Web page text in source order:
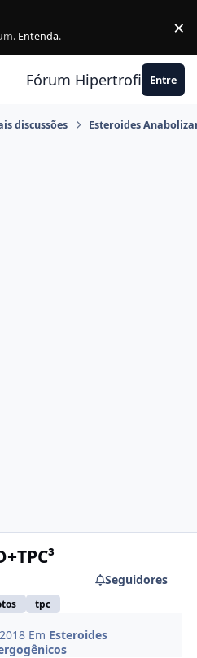
Entenda. ×
Fórum Hipertrofia.org
Entre
discussões Esteroides
tpc
Seguidores
Em Esteroides